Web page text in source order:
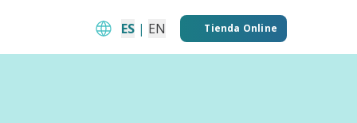
ES | EN Tienda Online